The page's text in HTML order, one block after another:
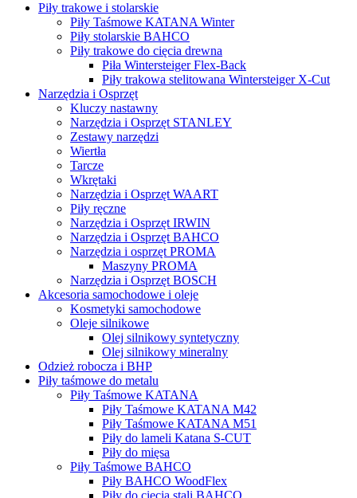
Piły trakowe i stolarskie
Piły Taśmowe KATANA Winter
Piły stolarskie BAHCO
Piły trakowe do cięcia drewna
Piła Wintersteiger Flex-Back
Piły trakowa stelitowana Wintersteiger X-Cut
Narzędzia i Osprzęt
Kluczy nastawny
Narzędzia i Osprzęt STANLEY
Zestawy narzędzi
Wiertła
Tarcze
Wkrętaki
Narzędzia i Osprzęt WAART
Piły ręczne
Narzędzia i Osprzęt IRWIN
Narzędzia i Osprzęt BAHCO
Narzędzia i osprzęt PROMA
Maszyny PROMA
Narzędzia i Osprzęt BOSCH
Akcesoria samochodowe i oleje
Kosmetyki samochodowe
Oleje silnikowe
Olej silnikowy syntetyczny
Оlej silnikowy мineralny
Odzież robocza i BHP
Piły taśmowe do metalu
Piły Taśmowe KATANA
Piły Taśmowe KATANA M42
Piły Taśmowe KATANA M51
Piły do lameli Katana S-CUT
Piły do mięsa
Piły Taśmowe BAHCO
Piły BAHCO WoodFlex